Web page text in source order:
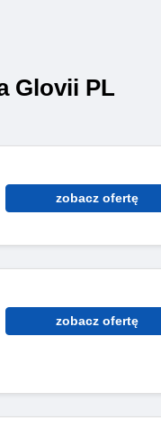
Glovii PL
zobacz ofertę
zobacz ofertę